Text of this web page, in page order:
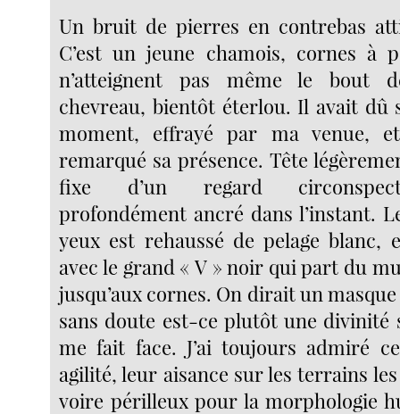
Un bruit de pierres en contrebas
C’est un jeune chamois, cornes à
n’atteignent pas même le bout
chevreau, bientôt éterlou. Il avait dû
moment, effrayé par ma venue,
remarqué sa présence. Tête
fixe d’un regard
profondément ancré dans l’instant.
yeux est rehaussé de pelage blanc,
avec le grand « V » noir qui part du
jusqu’aux cornes. On dirait un
sans doute est-ce plutôt une divinité
me fait face. J’ai toujours admiré
agilité, leur aisance sur les terrains
voire périlleux pour la morphologie